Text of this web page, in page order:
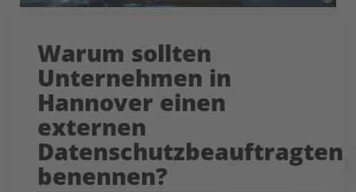
Warum sollten
Unternehmen in
Hannover einen
externen
Datenschutzbeauftragten
benennen?